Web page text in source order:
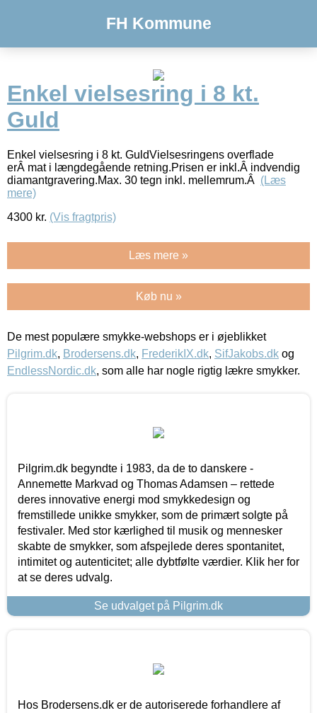
FH Kommune
Enkel vielsesring i 8 kt.
Guld
Enkel vielsesring i 8 kt. GuldVielsesringens overflade
erÂ mat i længdegående retning.Prisen er inkl.Â indvendig
diamantgravering.Max. 30 tegn inkl. mellemrum.Â (Læs
mere)
4300 kr. (Vis fragtpris)
Læs mere »
Køb nu »
De mest populære smykke-webshops er i øjeblikket
Pilgrim.dk, Brodersens.dk, FrederikIX.dk, SifJakobs.dk og
EndlessNordic.dk, som alle har nogle rigtig lækre smykker.
Pilgrim.dk begyndte i 1983, da de to danskere -
Annemette Markvad og Thomas Adamsen – rettede
deres innovative energi mod smykkedesign og
fremstillede unikke smykker, som de primært solgte på
festivaler. Med stor kærlighed til musik og mennesker
skabte de smykker, som afspejlede deres spontanitet,
intimitet og autenticitet; alle dybtfølte værdier. Klik her for
at se deres udvalg.
Se udvalget på Pilgrim.dk
Hos Brodersens.dk er de autoriserede forhandlere af